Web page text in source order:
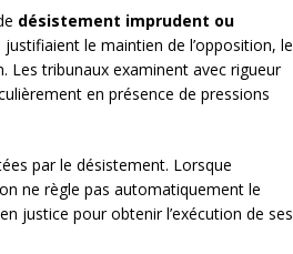
désistement imprudent ou
le maintien de l’opposition, le
Les tribunaux examinent avec rigueur
en présence de pressions
par le désistement. Lorsque
ne règle pas automatiquement le
justice pour obtenir l’exécution de ses